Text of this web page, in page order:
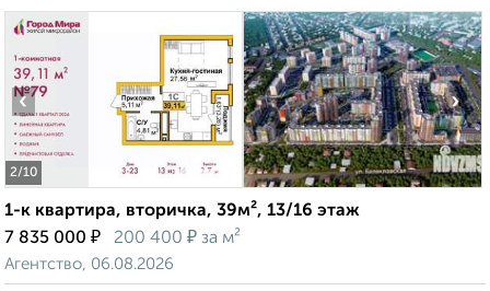
2/10
‹ ›
1-к квартира, вторичка, 39м², 13/16 этаж
7 835 000 ₽ 200 400 ₽ за м²
Агентство, 06.08.2026